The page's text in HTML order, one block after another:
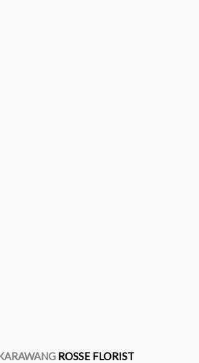
ROSSE FLORIST